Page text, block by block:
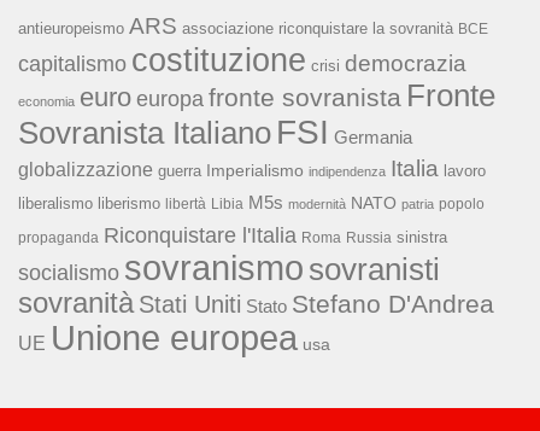
antieuropeismo ARS associazione riconquistare la sovranità BCE
capitalismo costituzione crisi democrazia
economia euro europa fronte sovranista Fronte
Sovranista Italiano FSI Germania
globalizzazione guerra Imperialismo indipendenza Italia lavoro
liberalismo liberismo libertà Libia M5s modernità NATO patria popolo
propaganda Riconquistare l'Italia Roma Russia sinistra
socialismo sovranismo sovranisti
sovranità Stati Uniti Stato Stefano D'Andrea
UE Unione europea usa